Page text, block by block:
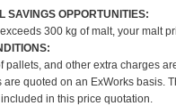
SAVINGS OPPORTUNITIES:
300 kg of malt, your malt
pallets, and other extra charges
are quoted on an ExWorks basis.
in this price quotation.